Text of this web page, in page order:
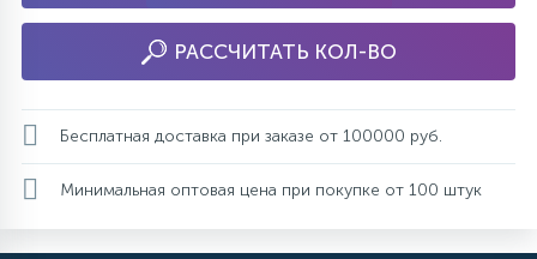
РАССЧИТАТЬ КОЛ-ВО
Бесплатная доставка при заказе от 100000 руб.
Минимальная оптовая цена при покупке от 100 штук